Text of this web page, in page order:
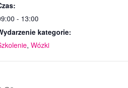
- 13:00
kategorie:
, Wózki